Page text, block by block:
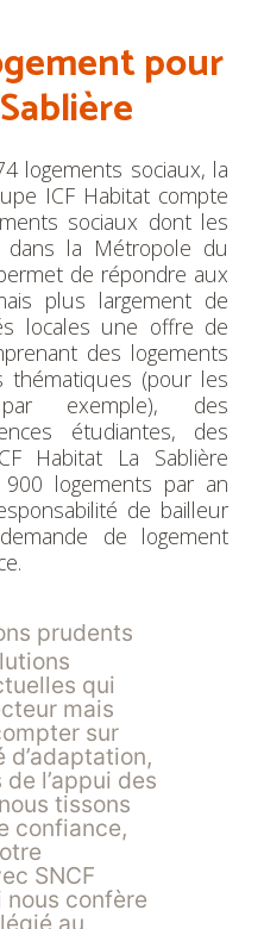
pour
logements sociaux, la
ICF Habitat compte
sociaux dont les
la Métropole du
de répondre aux
plus largement de
locales une offre de
des logements
thématiques (pour les
exemple), des
étudiantes, des
Habitat La Sablière
logements par an
de bailleur
de logement
prudents
qui
mais
sur
l’appui des
tissons
confiance,
SNCF
confère
au